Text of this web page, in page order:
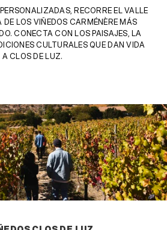
RECORRE EL VALLE
DE LOS VIÑEDOS CARMÉNÈRE MÁS
CONECTA CON LOS PAISAJES, LA
CULTURALES QUE DAN VIDA
A CLOS DE LUZ.